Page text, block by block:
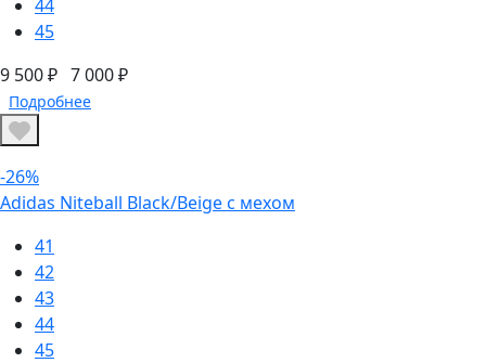
44
45
9 500 ₽ 7 000 ₽
Подробнее
-26%
Adidas Niteball Black/Beige с мехом
41
42
43
44
45